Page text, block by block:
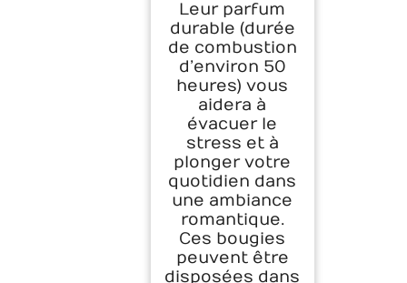
Leur parfum
durable (durée
de combustion
d’environ 50
heures) vous
aidera à
évacuer le
stress et à
plonger votre
quotidien dans
une ambiance
romantique.
Ces bougies
peuvent être
disposées dans